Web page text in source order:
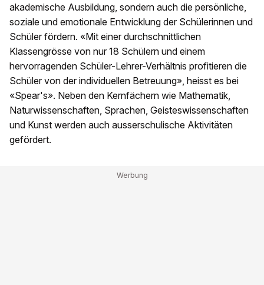
akademische Ausbildung, sondern auch die persönliche,
soziale und emotionale Entwicklung der Schülerinnen und
Schüler fördern. «Mit einer durchschnittlichen
Klassengrösse von nur 18 Schülern und einem
hervorragenden Schüler-Lehrer-Verhältnis profitieren die
Schüler von der individuellen Betreuung», heisst es bei
«Spear's». Neben den Kernfächern wie Mathematik,
Naturwissenschaften, Sprachen, Geisteswissenschaften
und Kunst werden auch ausserschulische Aktivitäten
gefördert.